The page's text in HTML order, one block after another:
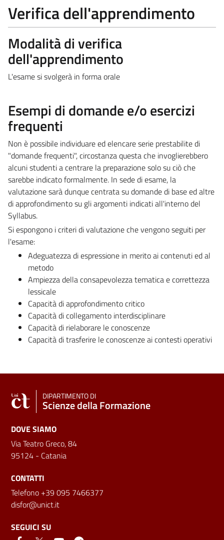
Verifica dell'apprendimento
Modalità di verifica
dell'apprendimento
L'esame si svolgerà in forma orale
Esempi di domande e/o esercizi
frequenti
Non è possibile individuare ed elencare serie prestabilite di
"domande frequenti", circostanza questa che invoglierebbero
alcuni studenti a centrare la preparazione solo su ciò che
sarebbe indicato formalmente. In sede di esame, la
valutazione sarà dunque centrata su domande di base ed altre
di approfondimento su gli argomenti indicati all'interno del
Syllabus.
Si espongono i criteri di valutazione che vengono seguiti per
l'esame:
Adeguatezza di espressione in merito ai contenuti ed al
metodo
Ampiezza della consapevolezza tematica e correttezza
lessicale
Capacità di approfondimento critico
Capacità di collegamento interdisciplinare
Capacità di rielaborare le conoscenze
Capacità di trasferire le conoscenze ai contesti operativi
DIPARTIMENTO DI
Scienze della Formazione
DOVE SIAMO
Via Teatro Greco, 84
95124 - Catania
CONTATTI
Telefono +39 095 7466377
disfor@unict.it
SEGUICI SU